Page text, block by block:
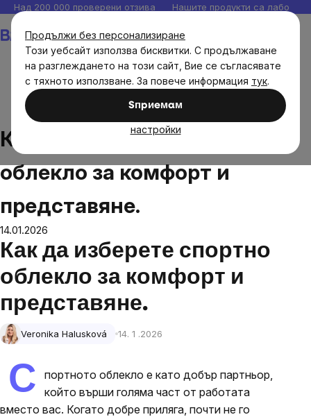
Продължи без персонализиране
Този уебсайт използва бисквитки. С продължаване
на разглеждането на този сайт, Вие се съгласявате
с тяхното използване. За повече информация тук.
Sпpиeмaм
настройки
Прескочи
към
съдържанието
Над 200 000 проверени отзива Нашите продукти са
Как да изберете спортно облекло за комфорт и
представяне.
Как да изберете спортно
облекло за комфорт и
представяне.
14.01.2026
Как да изберете спортно
облекло за комфорт и
представяне.
Veronika Halusková 14. 1 .2026
С
портното облекло е като добър партньор,
който върши голяма част от работата
вместо вас. Когато добре приляга, почти не го